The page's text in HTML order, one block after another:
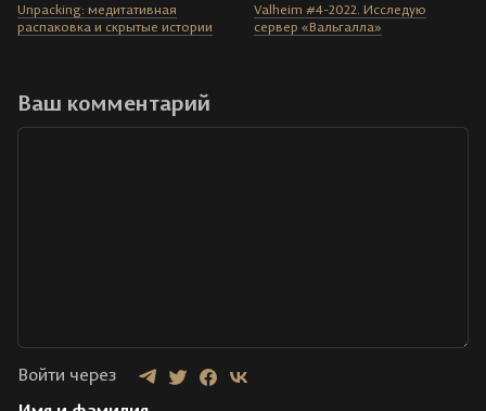
Unpacking: медитативная
распаковка и скрытые истории
Valheim #4-2022. Исследую
сервер «Вальгалла»
Ваш комментарий
Войти через